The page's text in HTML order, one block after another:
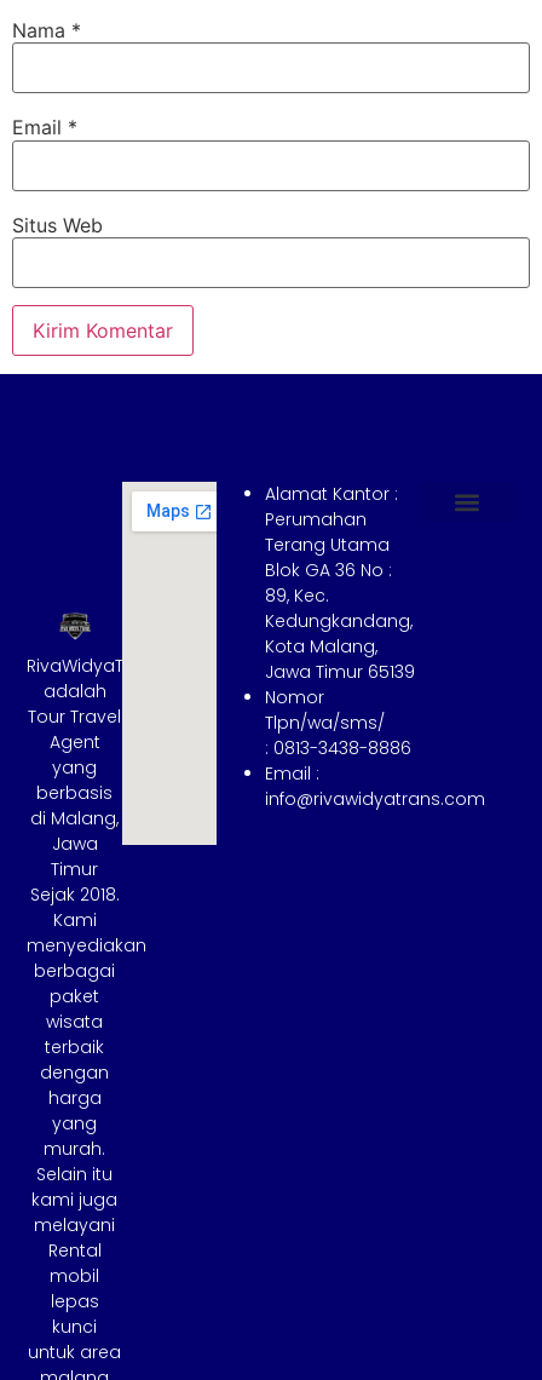
Nama *
Email *
Situs Web
RivaWidyaTrans
adalah
Tour Travel
Agent
yang
berbasis
di Malang,
Jawa
Timur
Sejak 2018.
Kami
menyediakan
berbagai
paket
wisata
terbaik
dengan
harga
yang
murah.
Selain itu
kami juga
melayani
Rental
mobil
lepas
kunci
untuk area
Alamat Kantor :
Perumahan
Terang Utama
Blok GA 36 No :
89, Kec.
Kedungkandang,
Kota Malang,
Jawa Timur 65139
Nomor
Tlpn/wa/sms/
: 0813-3438-8886
Email :
info@rivawidyatrans.com